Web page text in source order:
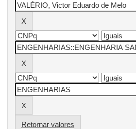
Retornar valores